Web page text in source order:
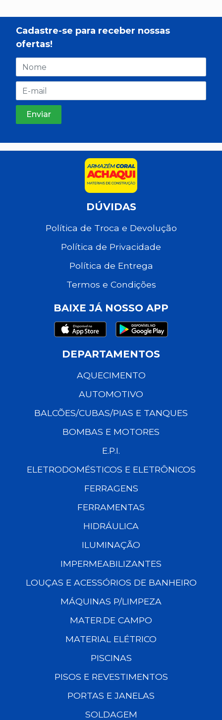
Cadastre-se para receber nossas
ofertas!
DÚVIDAS
Política de Troca e Devolução
Política de Privacidade
Política de Entrega
Termos e Condições
BAIXE JÁ NOSSO APP
DEPARTAMENTOS
AQUECIMENTO
AUTOMOTIVO
BALCÕES/CUBAS/PIAS E TANQUES
BOMBAS E MOTORES
E.P.I.
ELETRODOMÉSTICOS E ELETRÔNICOS
FERRAGENS
FERRAMENTAS
HIDRÁULICA
ILUMINAÇÃO
IMPERMEABILIZANTES
LOUÇAS E ACESSÓRIOS DE BANHEIRO
MÁQUINAS P/LIMPEZA
MATER.DE CAMPO
MATERIAL ELÉTRICO
PISCINAS
PISOS E REVESTIMENTOS
PORTAS E JANELAS
SOLDAGEM